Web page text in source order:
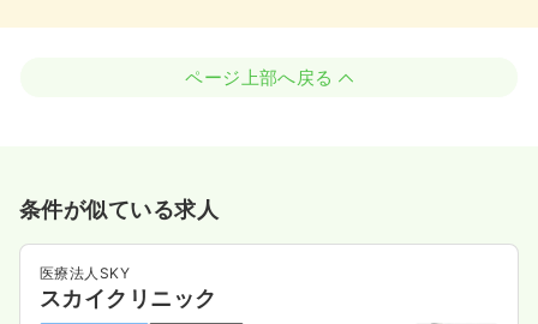
ページ上部へ戻る
条件が似ている求人
医療法人SKY
スカイクリニック